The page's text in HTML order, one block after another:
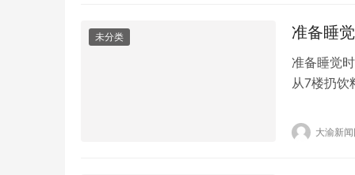
未分类 准备睡
准备睡觉
从7楼扔饮
跳。幸运
大渝新